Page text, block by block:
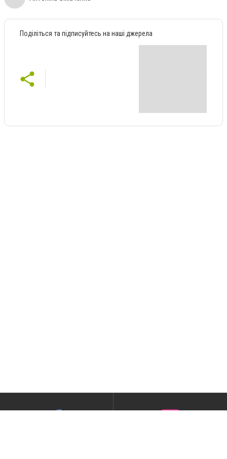
Поділіться та підписуйтесь на наші джерела